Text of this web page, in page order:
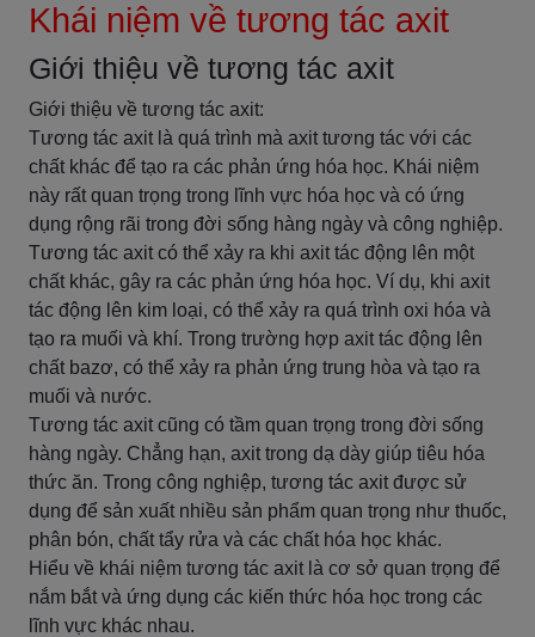
Khái niệm về tương tác axit
Giới thiệu về tương tác axit
Giới thiệu về tương tác axit:
Tương tác axit là quá trình mà axit tương tác với các
chất khác để tạo ra các phản ứng hóa học. Khái niệm
này rất quan trọng trong lĩnh vực hóa học và có ứng
dụng rộng rãi trong đời sống hàng ngày và công nghiệp.
Tương tác axit có thể xảy ra khi axit tác động lên một
chất khác, gây ra các phản ứng hóa học. Ví dụ, khi axit
tác động lên kim loại, có thể xảy ra quá trình oxi hóa và
tạo ra muối và khí. Trong trường hợp axit tác động lên
chất bazơ, có thể xảy ra phản ứng trung hòa và tạo ra
muối và nước.
Tương tác axit cũng có tầm quan trọng trong đời sống
hàng ngày. Chẳng hạn, axit trong dạ dày giúp tiêu hóa
thức ăn. Trong công nghiệp, tương tác axit được sử
dụng để sản xuất nhiều sản phẩm quan trọng như thuốc,
phân bón, chất tẩy rửa và các chất hóa học khác.
Hiểu về khái niệm tương tác axit là cơ sở quan trọng để
nắm bắt và ứng dụng các kiến thức hóa học trong các
lĩnh vực khác nhau.